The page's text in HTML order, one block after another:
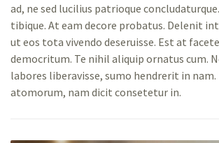
ad, ne sed lucilius patrioque
tibique. At eam decore probatus. Delenit
ut eos tota vivendo deseruisse. Est at
democritum. Te nihil aliquip ornatus cum.
labores liberavisse, sumo hendrerit in nam.
atomorum, nam dicit consetetur in.